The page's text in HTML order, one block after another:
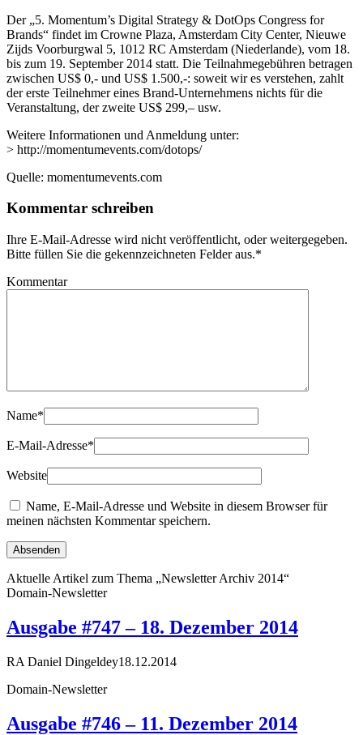
Der „5. Momentum’s Digital Strategy & DotOps Congress for
Brands“ findet im Crowne Plaza, Amsterdam City Center, Nieuwe
Zijds Voorburgwal 5, 1012 RC Amsterdam (Niederlande), vom 18.
bis zum 19. September 2014 statt. Die Teilnahmegebühren betragen
zwischen US$ 0,- und US$ 1.500,-: soweit wir es verstehen, zahlt
der erste Teilnehmer eines Brand-Unternehmens nichts für die
Veranstaltung, der zweite US$ 299,– usw.
Weitere Informationen und Anmeldung unter:
> http://momentumevents.com/dotops/
Quelle: momentumevents.com
Kommentar schreiben
Ihre E-Mail-Adresse wird nicht veröffentlicht, oder weitergegeben.
Bitte füllen Sie die gekennzeichneten Felder aus.*
Kommentar
Name*
E-Mail-Adresse*
Website
Name, E-Mail-Adresse und Website in diesem Browser für
meinen nächsten Kommentar speichern.
Aktuelle Artikel zum Thema „Newsletter Archiv 2014“
Domain-Newsletter
Ausgabe #747 – 18. Dezember 2014
RA Daniel Dingeldey18.12.2014
Domain-Newsletter
Ausgabe #746 – 11. Dezember 2014